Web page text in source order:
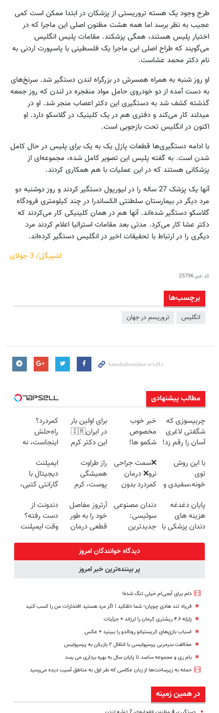
طرح وجود یک هسته‌ تروریستی از پزشکان در ابتدا ممکن است کمی
عجیب به نظر برسد اما همه هشت مظنون اصلی این ماجرا که در
اختیار پلیس هستند، همگی پزشکند. مقامات پلیس انگلیس
می‌گویند که طراح اصلی این ماجرا یک فلسطینی با پاسپورت اردنی به
نام دکتر محمد عشاست.
او روز شنبه به همراه همسرش در بزرگراه لندن دستگیر شد. سرنخ‌های
به دست آمده از دو خودروی حامل مواد منفجره در لندن که روز جمعه
گذشته کشف شد به دستگیری این دکتر اعصاب منجر شد. او در
میدلند کار می‌کند و دفتری هم در یک کلینیک در گلاسکو دارد. او
اکنون در انگلیس تحت بازجویی است.
با ادامه دستگیری‌ها قطعات پازل یک به یک برای پلیس در حال کامل
شدن است. به گفته پلیس این تصویر کامل شده، مجموعه‌ای از
پزشکانی هستند که در این عملیات با هم همکاری کردند.
آنها یک پزشک 27 ساله را در لیورپول دستگیر کردند و روز دوشنبه دو
مرد دیگر در بیمارستان سلطنتی الکساندرا در چند کیلومتری فرودگاه
گلاسکو دستگیر شده‌اند. آنها هم در همان کلینیکی کار می‌کردند که
دکتر عشا کار می‌کرد. مدتی بعد مقامات استرالیا اعلام کردند مرد
دیگری را در ارتباط با تحقیقات اخیر در انگلیس دستگیر کرده‌اند.
اشپیگل/ 3 جولای
کد خبر25796
برچسب‌ها
انگلیس تروریسم در جهان
مطالب پیشنهادی
چربیسوزی که
شگفتی لاغری
آسان را رقم زد!
خبر خوب
مخصوص
شکمو ها!
روش لاغری
معرفی شد
برای اولین بار
در ایران🇮🇷
این دکتر کرم
روزه ساخت!
کمردرد؟
راه‌حلش
اینجاست، نه
با این روش
توی
خونه،سفیدی و
برگردون
(40%off)
❌سمت جراحی
نرو❌ درمان
کمردرد بدون
راز طراوت
همیشگی
پوست، کرم
با 45%تخفیف
ایمپلنت
دیجیتال با
گارانتی کتبی،
چک و بدون
ضامن
پایان دغدغه
هزینه های
دندان پزشکی با
دندان مصنوعی
سوئیسی:
جدیدترین
سبک و مقاوم |
پرداخت قسطی
آرتروز مفاصل
خود را به طور
قطعی درمان
◗پرسش‌نامه◖
دندونت از
دست رفته؟
وقت ایمپلنت
دیدگاه خوانندگان امروز
پر بیننده‌ترین خبر امروز
دلم برای آبجی‌ام خیلی تنگ شده!
فریاد تند هادی چوپان؛‌ شما دلقکید | اگر مرد هستید افتخارات من را کسب کنید
زلزله ۴.۶ ریشتری کرمان را لرزاند + جزئیات
اسباب‌ بازی‌های کریستیانو رونالدو را ببینید + عکس
مخالفت سرمربی پرسپولیسی با انتقال ۲ بازیکن به پرسپولیس
بام ری و مجموعه ساصد تا پایان سال به بهره برداری می رسد
حمله به زیرساخت‌ها از زبان عکاسی که نفر اول به مناطق آسیب دیده می‌رسید
در همین زمینه